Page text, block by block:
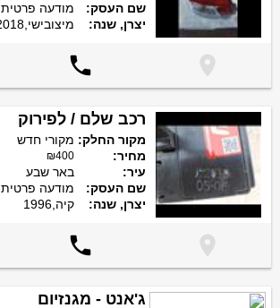
שם העסק:
מודעה פרטית
יצרן, שנה:
מיצובישי,2018


רכב שלם / לפירוק
מקור החלק: מקורי חדש
מחיר:
₪400
עיר:
באר שבע
שם העסק:
מודעה פרטית
יצרן, שנה:
קיה,1996


ג'אנט - מגנזיום